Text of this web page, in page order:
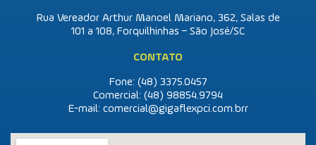
Rua Vereador Arthur Manoel Mariano, 362, Salas de
101 a 108, Forquilhinhas – São José/SC
CONTATO
Fone: (48) 3375.0457
Comercial: (48) 98854.9794
E-mail: comercial@gigaflexpci.com.brr